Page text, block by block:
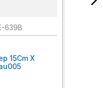
639B
15Cm X